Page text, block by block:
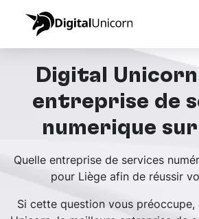
Digital
entreprise de
numérique
Quelle entreprise de services
pour Liège afin de réussir
Si cette question vous